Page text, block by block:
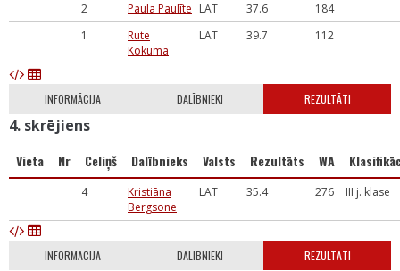
2 Paula Paulīte LAT 37.6
184
1
Rute
Kokuma
LAT 39.7 112
INFORMĀCIJA DALĪBNIEKI REZULTĀTI
4. skrējiens
Vieta Nr Celiņš Dalībnieks Valsts Rezultāts WA
4
Kristiāna
Bergsone
LAT 35.4 276 III j. klase
INFORMĀCIJA DALĪBNIEKI REZULTĀTI